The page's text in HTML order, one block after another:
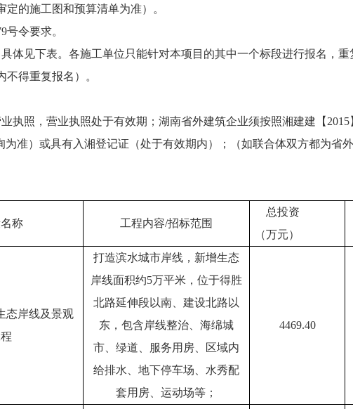
的施工图和预算清单为准）。
号令要求。
体见下表。各施工单位只能针对本项目的其中一个标段进行报名，重
得重复报名）。
执照，营业执照处于有效期；湖南省外建筑企业须按照湘建建【
准）或具有入湘登记证（处于有效期内）；（如联合体双方都为省
称 工程内容/招标范围
总投资
（万元）
态岸线及景观
打造滨水城市岸线，新增生态
岸线面积约5万平米，位于得胜
北路延伸段以南、建设北路以
东，包含岸线整治、海绵城
市、绿道、服务用房、区域内
给排水、地下停车场、水秀配
套用房、运动场等；
4469.40